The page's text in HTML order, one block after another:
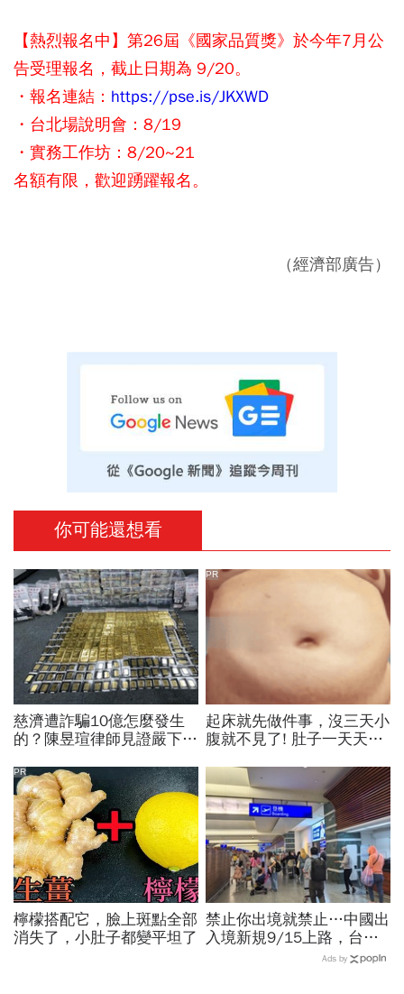
【熱烈報名中】第26屆《國家品質獎》於今年7月公
告受理報名，截止日期為 9/20。
・報名連結： https://pse.is/JKXWD
・台北場說明會：8/19
・實務工作坊：8/20~21
名額有限，歡迎踴躍報名。
（經濟部廣告）
你可能還想看
慈濟遭詐騙10億怎麼發生
的？陳昱瑄律師見證嚴下跪
金，洗錢手法曝光…慈濟回
應了
起床就先做件事，沒三天小
腹就不見了! 肚子一天天變
PR
檸檬搭配它，臉上斑點全部
消失了，小肚子都變平坦了
PR
禁止你出境就禁止…中國出
入境新規9/15上路，台灣
人小心「有去無回」？4種
Ads by